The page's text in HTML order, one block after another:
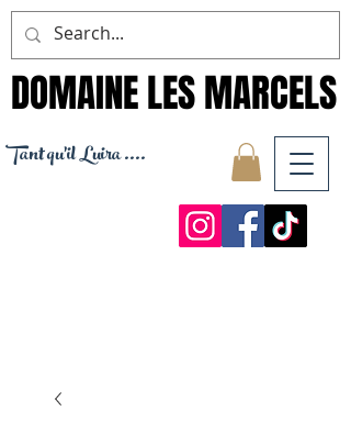
DOMAINE LES MARCELS
DOMAINE LES MARCELS
Tant qu'il Luira ....